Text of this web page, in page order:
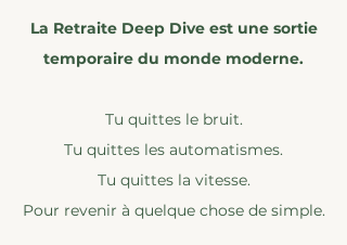
La Retraite Deep Dive est une sortie
temporaire du monde moderne.
Tu quittes le bruit.
Tu quittes les automatismes.
Tu quittes la vitesse.
Pour revenir à quelque chose de simple.